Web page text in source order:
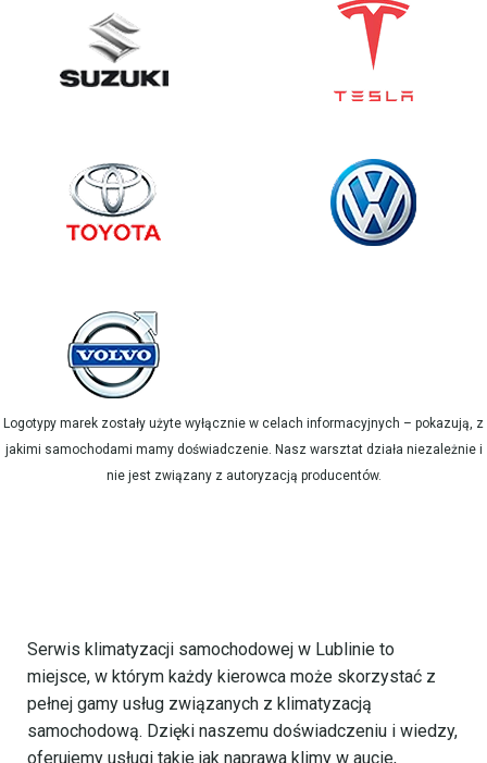
Logotypy marek zostały użyte wyłącznie w celach informacyjnych – pokazują, z
jakimi samochodami mamy doświadczenie. Nasz warsztat działa niezależnie i
nie jest związany z autoryzacją producentów.
Serwis klimatyzacji samochodowej w Lublinie to
miejsce, w którym każdy kierowca może skorzystać z
pełnej gamy usług związanych z klimatyzacją
samochodową. Dzięki naszemu doświadczeniu i wiedzy,
oferujemy usługi takie jak naprawa klimy w aucie,